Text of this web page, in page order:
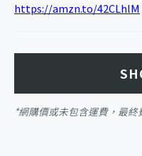
https://amzn.to/42CLhlM
*網購價或未包含運費，最